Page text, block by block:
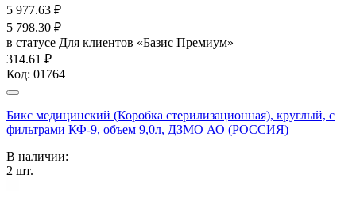
5 977.63 ₽
5 798.30 ₽
в статусе Для клиентов «Базис Премиум»
314.61 ₽
Код: 01764
Бикс медицинский (Коробка стерилизационная), круглый, с
фильтрами КФ-9, объем 9,0л, ДЗМО АО (РОССИЯ)
В наличии:
2 шт.